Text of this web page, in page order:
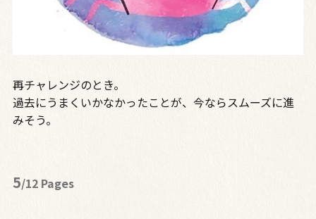
再チャレンジのとき。
過去にうまくいかなかったことが、今ならスムーズに進
みそう。
5/12 Pages